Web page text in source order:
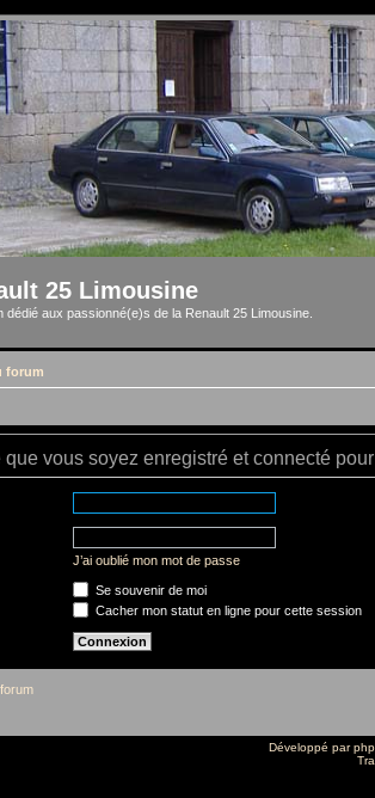
25 Limousine
dédié aux passionné(e)s de la Renault 25 Limousine.
forum
que vous soyez enregistré et connecté
J’ai oublié mon mot de passe
Se souvenir de moi
Cacher mon statut en ligne pour cette session
Développé par